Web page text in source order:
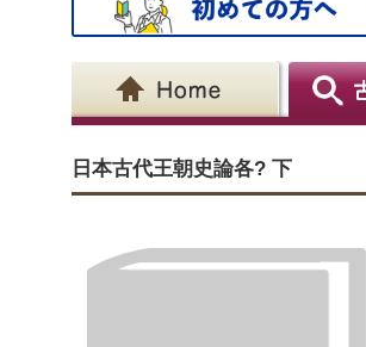
日本古代王朝史論各? 下